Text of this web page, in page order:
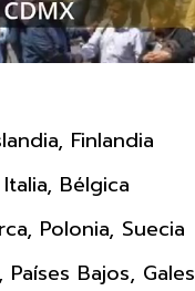
Finlandia
Bélgica
Polonia, Suecia
Bajos, Gales